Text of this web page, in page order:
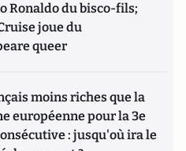
Ronaldo du bisco-fils;
joue du
queer
moins riches que la
européenne pour la 3e
: jusqu'où ira le